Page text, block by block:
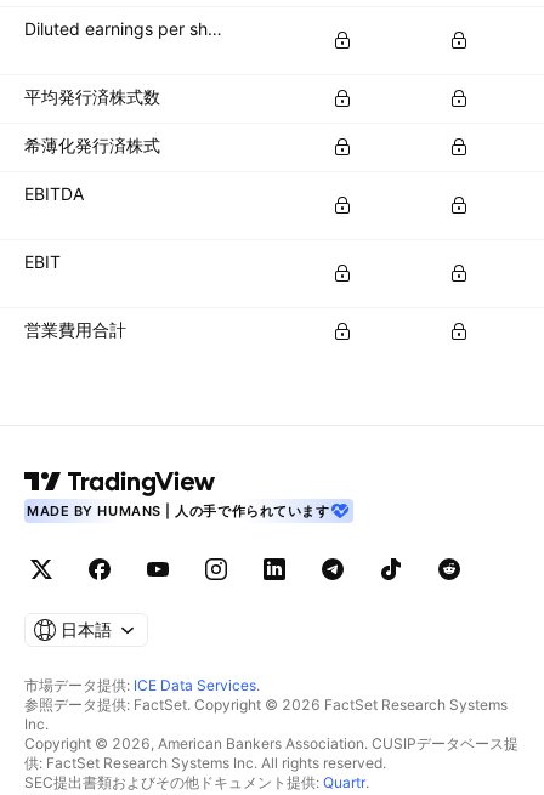
Diluted earnings per share (diluted EPS)
平均発行済株式数
希薄化発行済株式
EBITDA
EBIT
営業費用合計
MADE BY HUMANS | 人の手で作られています
日本語
市場データ提供: ICE Data Services.
参照データ提供: FactSet. Copyright © 2026 FactSet Research Systems
Inc.
Copyright © 2026, American Bankers Association. CUSIPデータベース提
供: FactSet Research Systems Inc. All rights reserved.
SEC提出書類およびその他ドキュメント提供: Quartr.